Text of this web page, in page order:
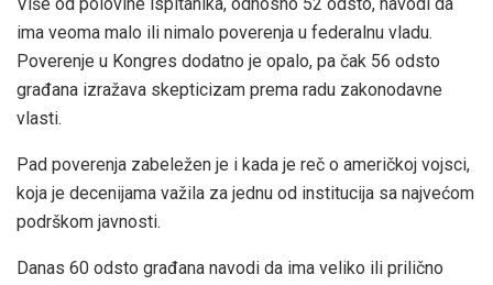
ima veoma malo ili nimalo poverenja u federalnu vladu.
Poverenje u Kongres dodatno je opalo, pa čak 56 odsto
građana izražava skepticizam prema radu zakonodavne
vlasti.
Pad poverenja zabeležen je i kada je reč o američkoj vojsci,
koja je decenijama važila za jednu od institucija sa najvećom
podrškom javnosti.
Danas 60 odsto građana navodi da ima veliko ili prilično